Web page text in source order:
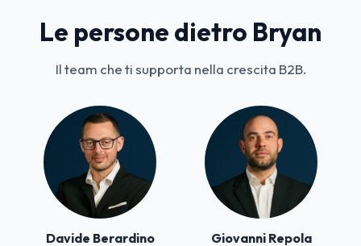
Le persone dietro Bryan
Il team che ti supporta nella crescita B2B.
Davide Berardino Giovanni Repola